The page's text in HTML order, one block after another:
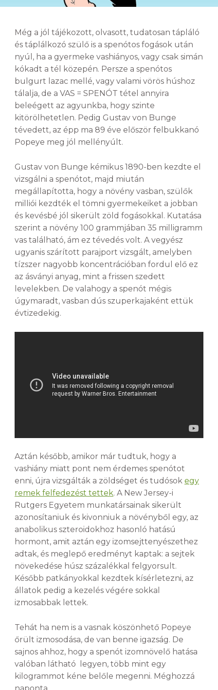
Még a jól tájékozott, olvasott, tudatosan tápláló
és táplálkozó szülő is a spenótos fogások után
nyúl, ha a gyermeke vashiányos, vagy csak simán
kókadt a tél közepén. Persze a spenótos
bulgurt lazac mellé, vagy valami vörös húshoz
tálalja, de a VAS = SPENÓT tétel annyira
beleégett az agyunkba, hogy szinte
kitörölhetetlen. Pedig Gustav von Bunge
tévedett, az épp ma 89 éve először felbukkanó
Popeye meg jól mellényúlt.
Gustav von Bunge kémikus 1890-ben kezdte el
vizsgálni a spenótot, majd miután
megállapította, hogy a növény vasban, szülők
milliói kezdték el tömni gyermekeiket a jobban
és kevésbé jól sikerült zöld fogásokkal. Kutatása
szerint a növény 100 grammjában 35 milligramm
vas található, ám ez tévedés volt. A vegyész
ugyanis szárított parajport vizsgált, amelyben
tízszer nagyobb koncentrációban fordul elő ez
az ásványi anyag, mint a frissen szedett
levelekben. De valahogy a spenót mégis
úgymaradt, vasban dús szuperkajaként ettük
évtizedekig.
Aztán később, amikor már tudtuk, hogy a
vashiány miatt pont nem érdemes spenótot
enni, újra vizsgálták a zöldséget és tudósok egy
remek felfedezést tettek. A New Jersey-i
Rutgers Egyetem munkatársainak sikerült
azonosítaniuk és kivonniuk a növényből egy, az
anabolikus szteroidokhoz hasonló hatású
hormont, amit aztán egy izomsejttenyészethez
adtak, és meglepő eredményt kaptak: a sejtek
növekedése húsz százalékkal felgyorsult.
Később patkányokkal kezdtek kísérletezni, az
állatok pedig a kezelés végére sokkal
izmosabbak lettek.
Tehát ha nem is a vasnak köszönhető Popeye
őrült izmosodása, de van benne igazság. De
sajnos ahhoz, hogy a spenót izomnövelő hatása
valóban látható legyen, több mint egy
kilogrammot kéne belőle megenni. Méghozzá